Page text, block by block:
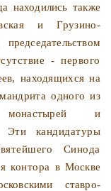
находились также
и Грузино-
- первого
находящихся на
одного из
и
Эти кандидатуры
Синода
контора в Москве
ставро-